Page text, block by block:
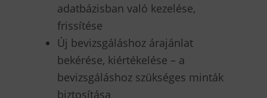
adatbázisban való kezelése,
frissítése
Új bevizsgáláshoz árajánlat
bekérése, kiértékelése – a
bevizsgáláshoz szükséges minták
biztosítása